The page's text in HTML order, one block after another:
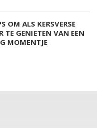
OM ALS KERSVERSE
TE GENIETEN VAN EEN
MOMENTJE